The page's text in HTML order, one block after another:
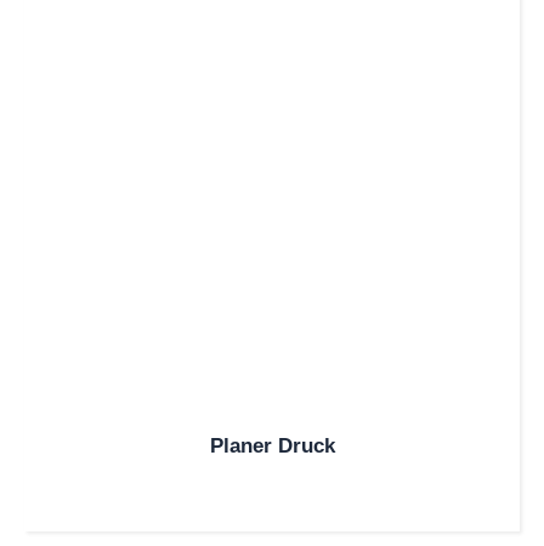
Planer Druck